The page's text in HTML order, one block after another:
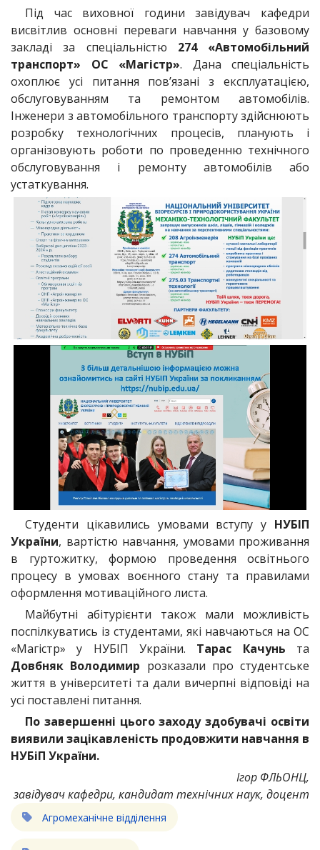
Під час виховної години завідувач кафедри
висвітлив основні переваги навчання у базовому
закладі за спеціальністю 274 «Автомобільний
транспорт» ОС «Магістр». Дана спеціальність
охоплює усі питання пов’язані з експлуатацією,
обслуговуванням та ремонтом автомобілів.
Інженери з автомобільного транспорту здійснюють
розробку технологічних процесів, планують і
організовують роботи по проведенню технічного
обслуговування і ремонту автомобілів або
устаткування.
Студенти цікавились умовами вступу у НУБІП
України, вартістю навчання, умовами проживання
в гуртожитку, формою проведення освітнього
процесу в умовах воєнного стану та правилами
оформлення мотиваційного листа.
Майбутні абітурієнти також мали можливість
поспілкуватись із студентами, які навчаються на ОС
«Магістр» у НУБІП України. Тарас Качунь та
Довбняк Володимир розказали про студентське
життя в університеті та дали вичерпні відповіді на
усі поставлені питання.
По завершенні цього заходу здобувачі освіти
виявили зацікавленість продовжити навчання в
НУБіП України.
Ігор ФЛЬОНЦ,
завідувач кафедри, кандидат технічних наук, доцент
Агромеханічне відділення